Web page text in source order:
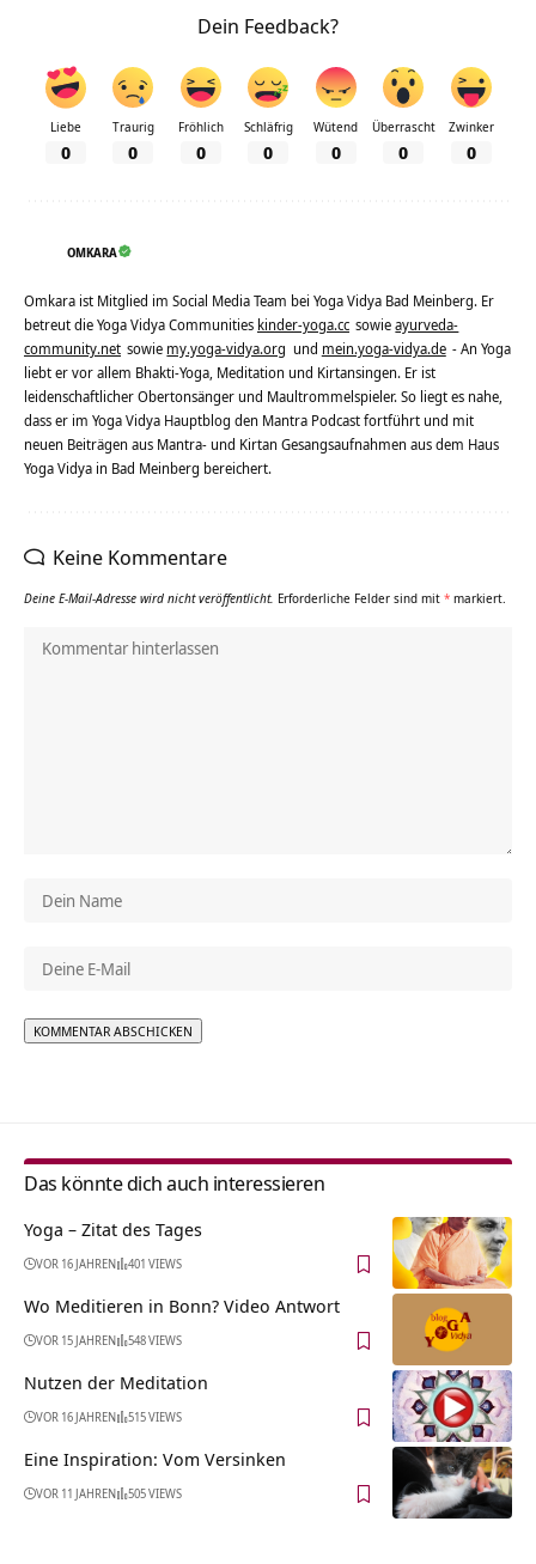
Dein Feedback?
Liebe
0
Traurig
0
Fröhlich
0
Schläfrig
0
Wütend
0
Überrascht
0
Zwinker
0
OMKARA
Omkara ist Mitglied im Social Media Team bei Yoga Vidya Bad Meinberg. Er
betreut die Yoga Vidya Communities kinder-yoga.cc sowieayurveda-
community.net sowie my.yoga-vidya.org und mein.yoga-vidya.de - An Yoga
liebt er vor allem Bhakti-Yoga, Meditation und Kirtansingen. Er ist
leidenschaftlicher Obertonsänger und Maultrommelspieler. So liegt es nahe,
dass er im Yoga Vidya Hauptblog den Mantra Podcast fortführt und mit
neuen Beiträgen aus Mantra- und Kirtan Gesangsaufnahmen aus dem Haus
Yoga Vidya in Bad Meinberg bereichert.
Keine Kommentare
Deine E-Mail-Adresse wird nicht veröffentlicht. Erforderliche Felder sind mit * markiert.
Das könnte dich auch interessieren
Yoga – Zitat des Tages
VOR 16 JAHREN 401 VIEWS
Wo Meditieren in Bonn? Video Antwort
VOR 15 JAHREN 548 VIEWS
Nutzen der Meditation
VOR 16 JAHREN 515 VIEWS
Eine Inspiration: Vom Versinken
VOR 11 JAHREN 505 VIEWS